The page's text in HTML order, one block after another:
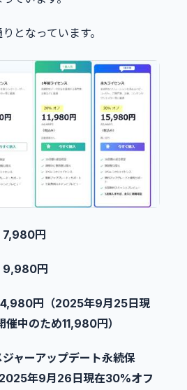
となっています。
7,980円
9,980円
円（2025年9月25日現
中のため11,980円）
ャーアップデート永続保
年9月26日現在30%オフ